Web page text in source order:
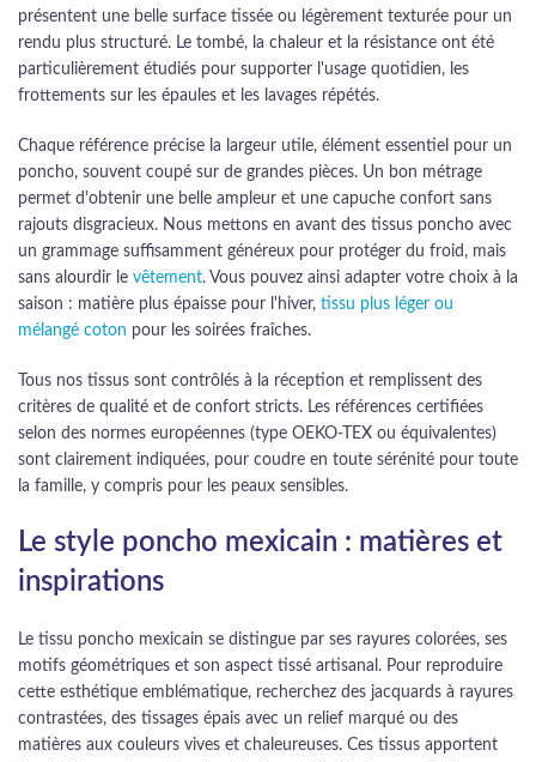
présentent une belle surface tissée ou légèrement texturée pour un
rendu plus structuré. Le tombé, la chaleur et la résistance ont été
particulièrement étudiés pour supporter l'usage quotidien, les
frottements sur les épaules et les lavages répétés.
Chaque référence précise la largeur utile, élément essentiel pour un
poncho, souvent coupé sur de grandes pièces. Un bon métrage
permet d'obtenir une belle ampleur et une capuche confort sans
rajouts disgracieux. Nous mettons en avant des tissus poncho avec
un grammage suffisamment généreux pour protéger du froid, mais
sans alourdir le vêtement. Vous pouvez ainsi adapter votre choix à la
saison : matière plus épaisse pour l'hiver, tissu plus léger ou
mélangé coton pour les soirées fraîches.
Tous nos tissus sont contrôlés à la réception et remplissent des
critères de qualité et de confort stricts. Les références certifiées
selon des normes européennes (type OEKO-TEX ou équivalentes)
sont clairement indiquées, pour coudre en toute sérénité pour toute
la famille, y compris pour les peaux sensibles.
Le style poncho mexicain : matières et
inspirations
Le tissu poncho mexicain se distingue par ses rayures colorées, ses
motifs géométriques et son aspect tissé artisanal. Pour reproduire
cette esthétique emblématique, recherchez des jacquards à rayures
contrastées, des tissages épais avec un relief marqué ou des
matières aux couleurs vives et chaleureuses. Ces tissus apportent